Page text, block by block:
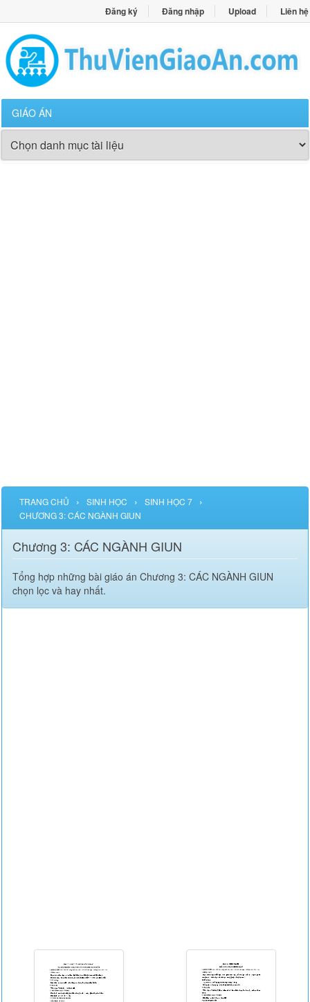
Đăng ký Đăng nhập Upload Liên hệ
GIÁO ÁN
TRANG CHỦ › SINH HỌC › SINH HỌC 7 ›
CHƯƠNG 3: CÁC NGÀNH GIUN
Chương 3: CÁC NGÀNH GIUN
Tổng hợp những bài giáo án Chương 3: CÁC NGÀNH GIUN
chọn lọc và hay nhất.